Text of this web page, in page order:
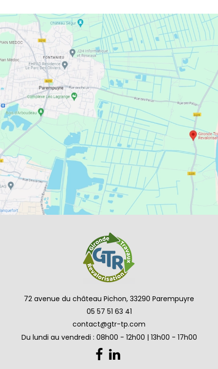
72 avenue du château Pichon, 33290 Parempuyre
05 57 51 63 41
contact@gtr-tp.com
Du lundi au vendredi : 08h00 - 12h00 | 13h00 - 17h00